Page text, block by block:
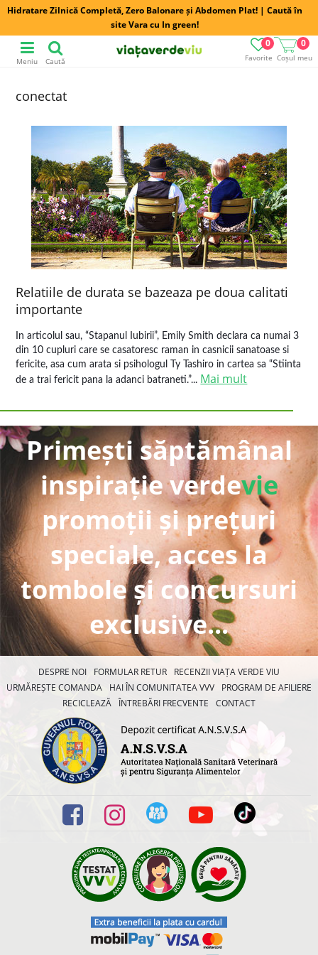
Hidratare Zilnică Completă, Zero Balonare și Abdomen Plat! | Caută în
site Vara cu In green!
Favorite
0
Coșul meu
0
Meniu Caută
conectat
Relatiile de durata se bazeaza pe doua calitati
importante
In articolul sau, “Stapanul Iubirii”, Emily Smith declara ca numai 3
din 10 cupluri care se casatoresc raman in casnicii sanatoase si
fericite, asa cum arata si psihologul Ty Tashiro in cartea sa “Stiinta
de a trai fericit pana la adanci batraneti.”... Mai mult
Primești săptămânal
inspirație verdevie
promoții și prețuri
speciale, acces la
tombole și concursuri
exclusive...
DESPRE NOI FORMULAR RETUR
RECENZII VIAȚA VERDE VIU
URMĂREȘTE COMANDA
HAI ÎN COMUNITATEA VVV
PROGRAM DE AFILIERE
RECICLEAZĂ ÎNTREBĂRI FRECVENTE CONTACT